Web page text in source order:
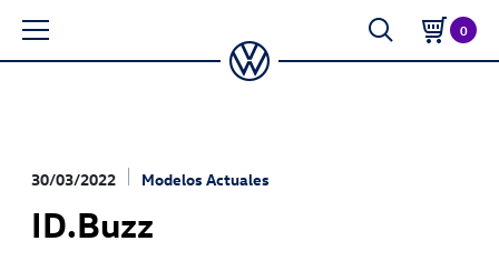
0
30/03/2022 Modelos Actuales
ID.Buzz